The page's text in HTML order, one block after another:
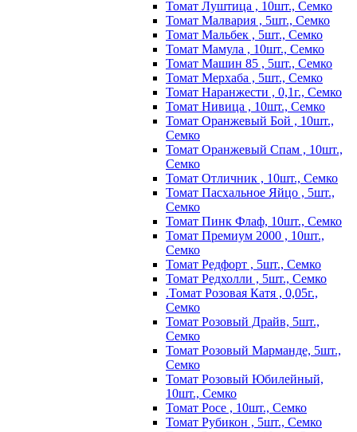
Томат Луштица , 10шт., Семко
Томат Малвария , 5шт., Семко
Томат Мальбек , 5шт., Семко
Томат Мамула , 10шт., Семко
Томат Машин 85 , 5шт., Семко
Томат Мерхаба , 5шт., Семко
Томат Наранжести , 0,1г., Семко
Томат Нивица , 10шт., Семко
Томат Оранжевый Бой , 10шт.,
Семко
Томат Оранжевый Спам , 10шт.,
Семко
Томат Отличник , 10шт., Семко
Томат Пасхальное Яйцо , 5шт.,
Семко
Томат Пинк Флаф, 10шт., Семко
Томат Премиум 2000 , 10шт.,
Семко
Томат Редфорт , 5шт., Семко
Томат Редхолли , 5шт., Семко
.Томат Розовая Катя , 0,05г.,
Семко
Томат Розовый Драйв, 5шт.,
Семко
Томат Розовый Марманде, 5шт.,
Семко
Томат Розовый Юбилейный,
10шт., Семко
Томат Росе , 10шт., Семко
Томат Рубикон , 5шт., Семко